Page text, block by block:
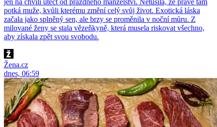
jen na chvíli utéct od prázdného manželství. Netušila, že právě tam
potká muže, kvůli kterému změní celý svůj život. Exotická láska
začala jako splněný sen, ale brzy se proměnila v noční můru. Z
milované ženy se stala vězeňkyně, která musela riskovat všechno,
aby získala zpět svou svobodu.
Žena.cz
dnes, 06:59